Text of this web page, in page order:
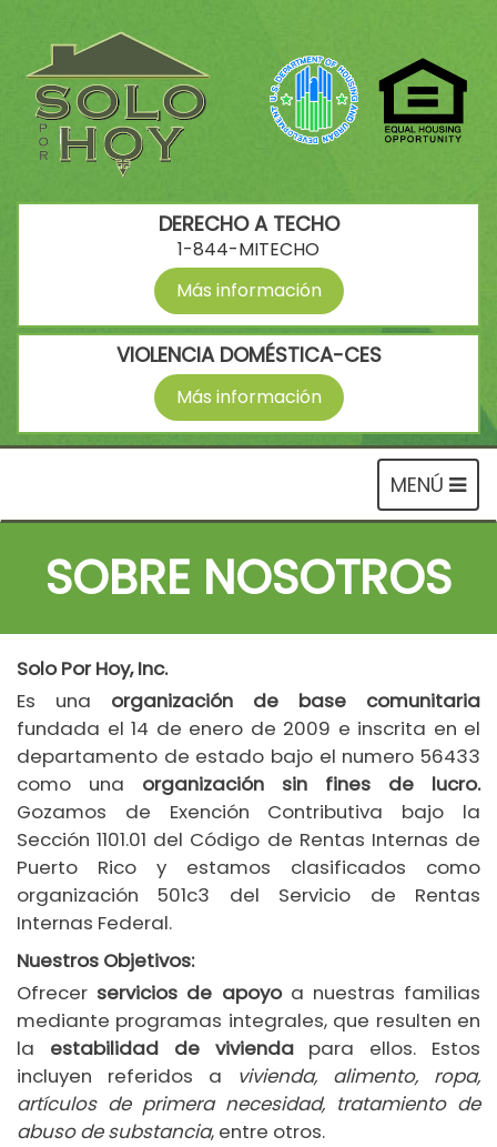
DERECHO A TECHO
1-844-MITECHO
Más información
VIOLENCIA DOMÉSTICA-CES
Más información
SOBRE NOSOTROS
Solo Por Hoy, Inc.
Es una organización de base comunitaria
fundada el 14 de enero de 2009 e inscrita en el
departamento de estado bajo el numero 56433
como una organización sin fines de lucro.
Gozamos de Exención Contributiva bajo la
Sección 1101.01 del Código de Rentas Internas de
Puerto Rico y estamos clasificados como
organización 501c3 del Servicio de Rentas
Internas Federal.
Nuestros Objetivos:
Ofrecer servicios de apoyoa nuestras familias
mediante programas integrales, que resulten en
la estabilidad de viviendapara ellos. Estos
incluyen referidos a vivienda, alimento, ropa,
artículos de primera necesidad, tratamiento de
abuso de substancia, entre otros.